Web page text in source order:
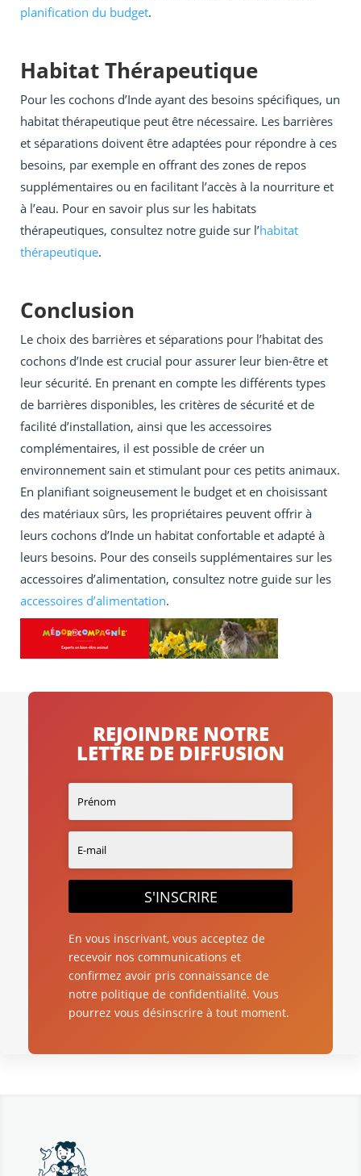
planification du budget.
Habitat Thérapeutique
Pour les cochons d’Inde ayant des besoins spécifiques, un
habitat thérapeutique peut être nécessaire. Les barrières
et séparations doivent être adaptées pour répondre à ces
besoins, par exemple en offrant des zones de repos
supplémentaires ou en facilitant l’accès à la nourriture et
à l’eau. Pour en savoir plus sur les habitats
thérapeutiques, consultez notre guide sur l’habitat
thérapeutique.
Conclusion
Le choix des barrières et séparations pour l’habitat des
cochons d’Inde est crucial pour assurer leur bien-être et
leur sécurité. En prenant en compte les différents types
de barrières disponibles, les critères de sécurité et de
facilité d’installation, ainsi que les accessoires
complémentaires, il est possible de créer un
environnement sain et stimulant pour ces petits animaux.
En planifiant soigneusement le budget et en choisissant
des matériaux sûrs, les propriétaires peuvent offrir à
leurs cochons d’Inde un habitat confortable et adapté à
leurs besoins. Pour des conseils supplémentaires sur les
accessoires d’alimentation, consultez notre guide sur les
accessoires d’alimentation.
REJOINDRE NOTRE
LETTRE DE DIFFUSION
S'INSCRIRE
En vous inscrivant, vous acceptez de
recevoir nos communications et
confirmez avoir pris connaissance de
notre politique de confidentialité. Vous
pourrez vous désinscrire à tout moment.